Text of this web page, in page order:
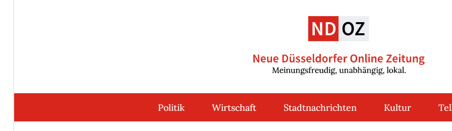
Politik Wirtschaft Stadtnachrichten Kultur